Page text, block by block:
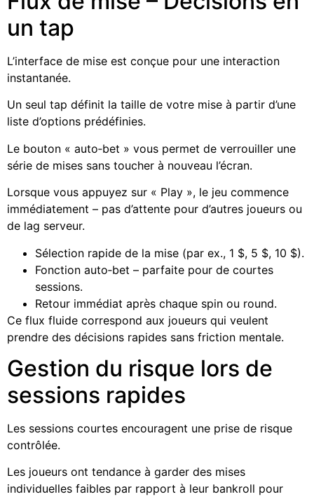
un tap
L’interface de mise est conçue pour une interaction
instantanée.
Un seul tap définit la taille de votre mise à partir d’une
liste d’options prédéfinies.
Le bouton « auto‑bet » vous permet de verrouiller une
série de mises sans toucher à nouveau l’écran.
Lorsque vous appuyez sur « Play », le jeu commence
immédiatement – pas d’attente pour d’autres joueurs ou
de lag serveur.
Sélection rapide de la mise (par ex., 1 $, 5 $, 10 $).
Fonction auto‑bet – parfaite pour de courtes
sessions.
Retour immédiat après chaque spin ou round.
Ce flux fluide correspond aux joueurs qui veulent
prendre des décisions rapides sans friction mentale.
Gestion du risque lors de
sessions rapides
Les sessions courtes encouragent une prise de risque
contrôlée.
Les joueurs ont tendance à garder des mises
individuelles faibles par rapport à leur bankroll pour